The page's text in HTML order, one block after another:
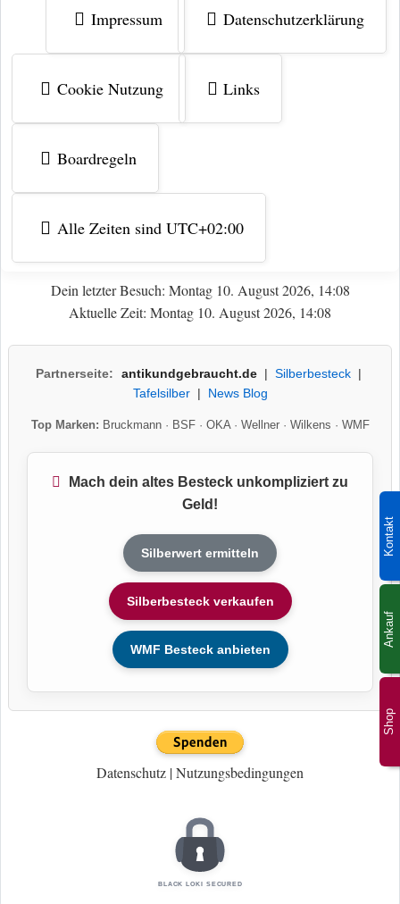
Shop
Kontakt
Ankauf
Impressum Datenschutzerklärung
Cookie Nutzung Links
Boardregeln
Alle Zeiten sind UTC+02:00
Dein letzter Besuch: Montag 10. August 2026, 14:08
Aktuelle Zeit: Montag 10. August 2026, 14:08
Partnerseite: antikundgebraucht.de| Silberbesteck|
Tafelsilber| News Blog
Top Marken: Bruckmann· BSF· OKA· Wellner· Wilkens · WMF
Mach dein altes Besteck unkompliziert zu
Geld!
Silberwert ermitteln
Silberbesteck verkaufen
WMF Besteck anbieten
Datenschutz |Nutzungsbedingungen
BLACK LOKI SECURED